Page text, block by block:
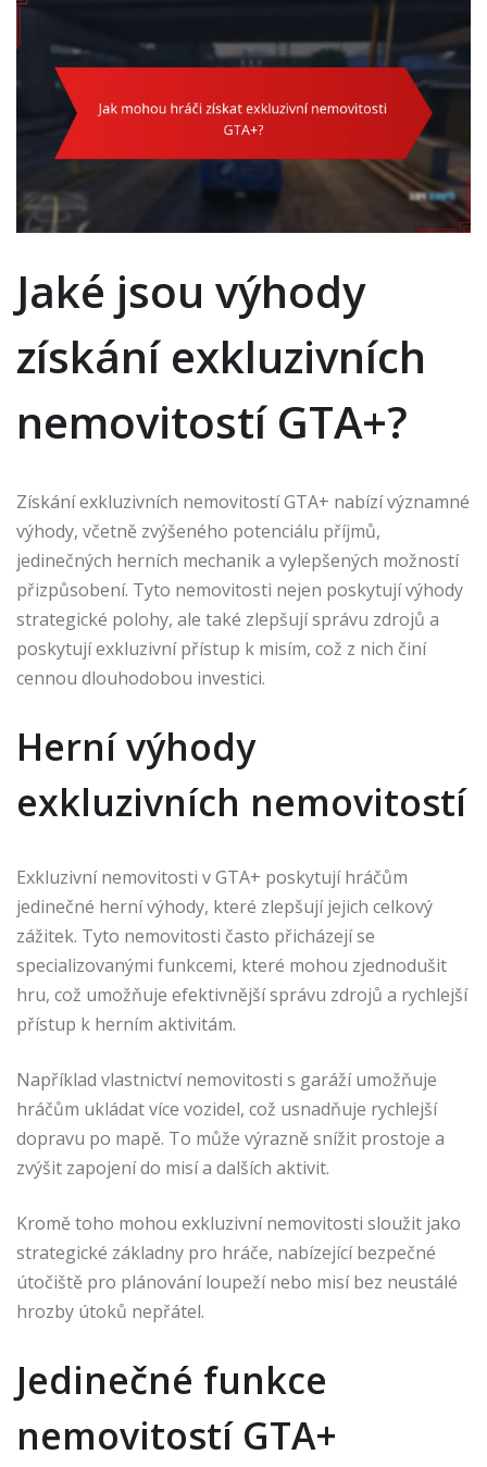
Jaké jsou výhody
získání exkluzivních
nemovitostí GTA+?
Získání exkluzivních nemovitostí GTA+ nabízí významné
výhody, včetně zvýšeného potenciálu příjmů,
jedinečných herních mechanik a vylepšených možností
přizpůsobení. Tyto nemovitosti nejen poskytují výhody
strategické polohy, ale také zlepšují správu zdrojů a
poskytují exkluzivní přístup k misím, což z nich činí
cennou dlouhodobou investici.
Herní výhody
exkluzivních nemovitostí
Exkluzivní nemovitosti v GTA+ poskytují hráčům
jedinečné herní výhody, které zlepšují jejich celkový
zážitek. Tyto nemovitosti často přicházejí se
specializovanými funkcemi, které mohou zjednodušit
hru, což umožňuje efektivnější správu zdrojů a rychlejší
přístup k herním aktivitám.
Například vlastnictví nemovitosti s garáží umožňuje
hráčům ukládat více vozidel, což usnadňuje rychlejší
dopravu po mapě. To může výrazně snížit prostoje a
zvýšit zapojení do misí a dalších aktivit.
Kromě toho mohou exkluzivní nemovitosti sloužit jako
strategické základny pro hráče, nabízející bezpečné
útočiště pro plánování loupeží nebo misí bez neustálé
hrozby útoků nepřátel.
Jedinečné funkce
nemovitostí GTA+